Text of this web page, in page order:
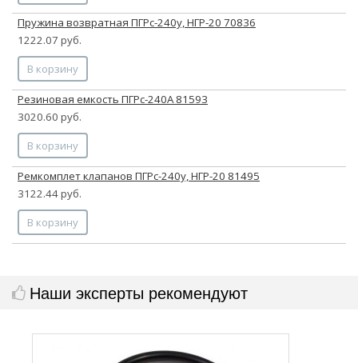
Пружина возвратная ПГРс-240у, НГР-20 70836
1222.07 руб.
В корзину
Резиновая емкость ПГРс-240А 81593
3020.60 руб.
В корзину
Ремкомплет клапанов ПГРс-240у, НГР-20 81495
3122.44 руб.
В корзину
Наши эксперты рекомендуют